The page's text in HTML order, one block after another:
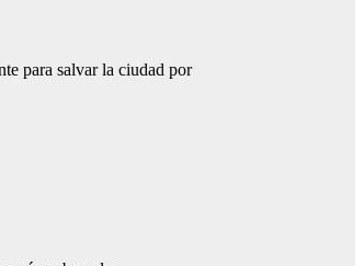
para salvar la ciudad por